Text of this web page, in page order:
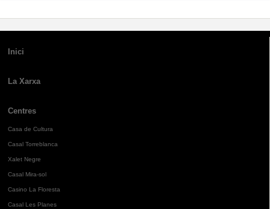
Inici
La Xarxa
Centres
Casa de Cultura
Casal Torreblanca
Xalet Negre
Casal Mira-sol
Casino La Floresta
Casal Les Planes